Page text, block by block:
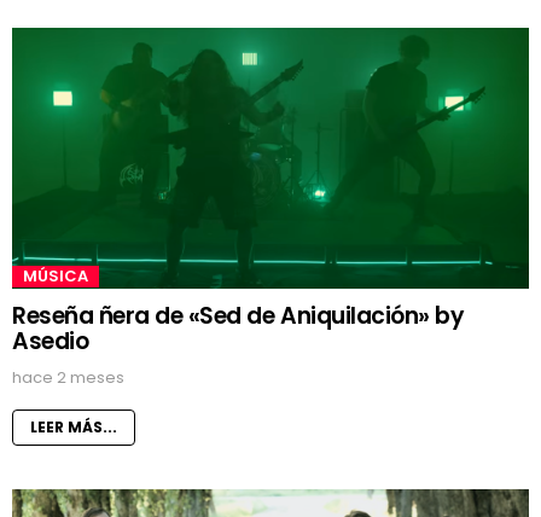
MÚSICA
Reseña ñera de «Sed de Aniquilación» by
Asedio
hace 2 meses
LEER MÁS...